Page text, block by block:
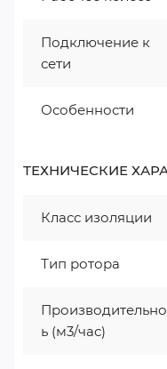
Подключение к
сети
Особенности
ТЕХНИЧЕСКИЕ
Класс изоляции
Тип ротора
ь (м3/час)